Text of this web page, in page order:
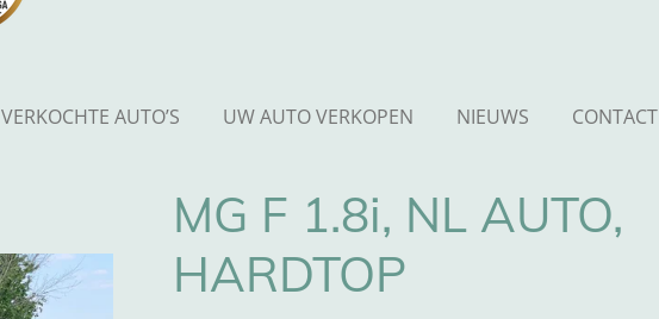
VERKOCHTE AUTO’S UW AUTO VERKOPEN NIEUWS CONTACT
MG F 1.8i, NL AUTO,
HARDTOP